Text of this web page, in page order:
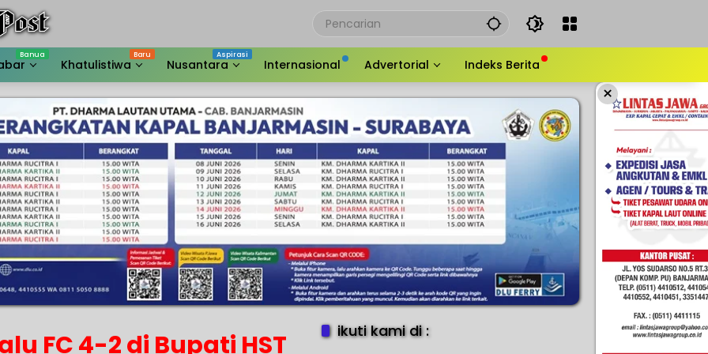
Khatulistiwa Nusantara Internasional Advertorial Indeks Berita
×
FC 4-2 di Bupati HST ikuti kami di :